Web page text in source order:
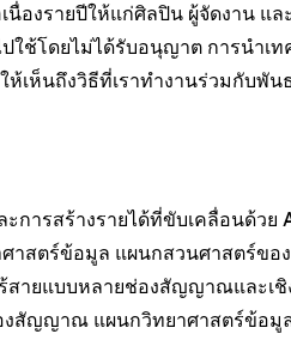
องรายปีให้แก่ศิลปิน ผู้จัดงาน แ
ช้โดยไม่ได้รับอนุญาต การนำเ
เห็นถึงวิธีที่เราทำงานร่วมกับพั
ารสร้างรายได้ที่ขับเคลื่อนด้ว
สตร์ข้อมูล แผนกสวนศาสตร์ขอ
สายแบบหลายช่องสัญญาณและเ
สัญญาณ แผนกวิทยาศาสตร์ข้อมู